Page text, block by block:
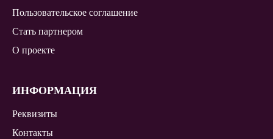
Пользовательское соглашение
Стать партнером
О проекте
ИНФОРМАЦИЯ
Реквизиты
Контакты